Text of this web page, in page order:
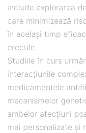
include explorarea
care minimizează
în același timp
erectile.
Studiile în curs
interacțiunile
medicamentele
mecanismelor
ambelor afecțiuni
mai personalizate și